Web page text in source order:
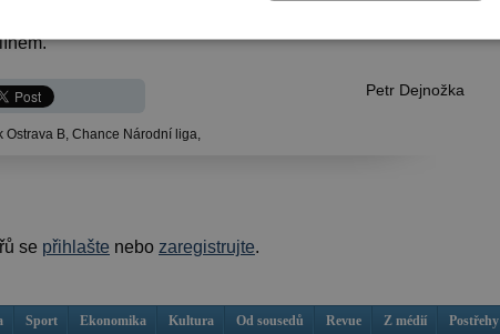
patnácti sty diváky Baník Ostrava B 6:1 a potvrdila
Petr Dejnožka
Ostrava B, Chance Národní liga,
se přihlašte nebo zaregistrujte.
Sport Ekonomika Kultura Od sousedů Revue Z médií Postřehy